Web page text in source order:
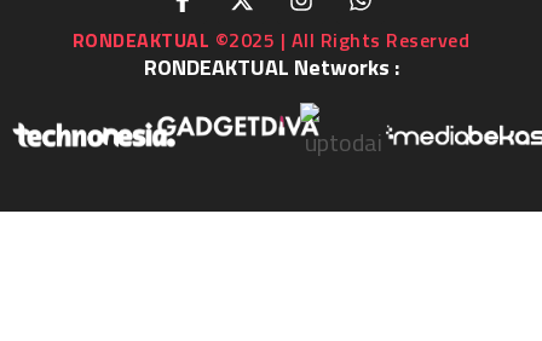
RONDEAKTUAL ©2025 | All Rights Reserved
RONDEAKTUAL Networks :